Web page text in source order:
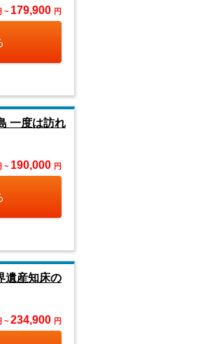
~ 179,900 円
一度は訪れ
~ 190,000 円
遺産知床の
~ 234,900 円